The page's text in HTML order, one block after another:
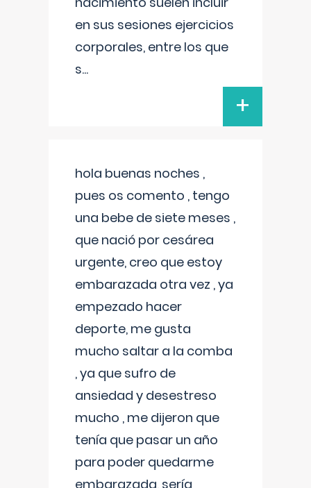
en sus sesiones ejercicios
corporales, entre los que
s...
+
hola buenas noches ,
pues os comento , tengo
una bebe de siete meses ,
que nació por cesárea
urgente, creo que estoy
embarazada otra vez , ya
empezado hacer
deporte, me gusta
mucho saltar a la comba
, ya que sufro de
ansiedad y desestreso
mucho , me dijeron que
tenía que pasar un año
para poder quedarme
embarazada, sería